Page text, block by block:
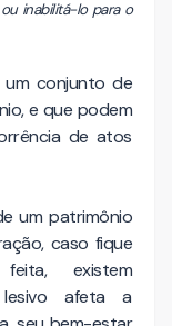
inabilitá-lo para o
conjunto de
e que podem
de atos
um patrimônio
caso fique
existem
afeta a